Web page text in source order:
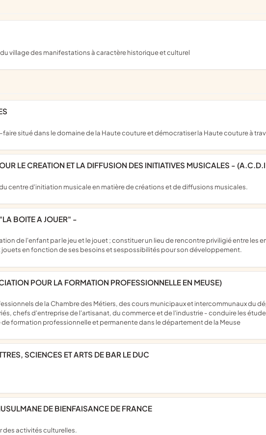
du village des manifestations à caractère historique et culturel
-faire situé dans le domaine de la Haute couture et démocratiser la Haute couture à
LE CREATION ET LA DIFFUSION DES INITIATIVES MUSICALES -
du centre d'initiation musicale en matière de créations et de diffusions musicales.
BOITE A JOUER" -
jouets en fonction de ses besoins et sespossibilités pour son développement.
POUR LA FORMATION PROFESSIONNELLE EN MEUSE)
chefs d'entreprise de l'artisanat, du commerce et de l'industrie - conduire les
formation professionnelle et permanente dans le département de la Meuse
SCIENCES ET ARTS DE BAR LE DUC
DE BIENFAISANCE DE FRANCE
des activités culturelles.